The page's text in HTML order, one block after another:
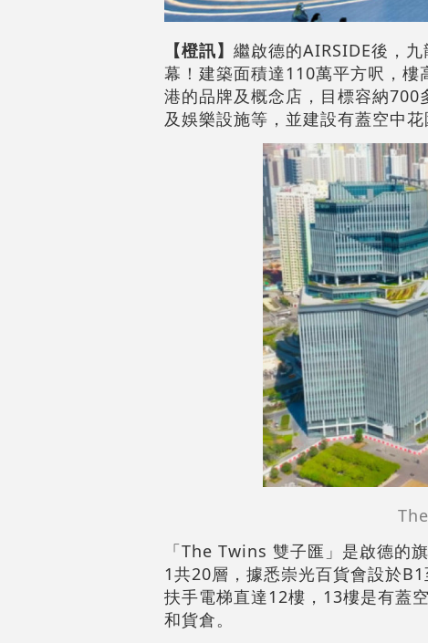
【橙訊】 繼啟德的AIRSIDE後，
幕！建築面積達110萬平方呎，
港的品牌及概念店，目標容納
及娛樂設施等，並建設有蓋空中
「The Twins 雙子匯」是啟德的
1共20層，據悉崇光百貨會設於
扶手電梯直達12樓，13樓是有蓋
和貨倉。